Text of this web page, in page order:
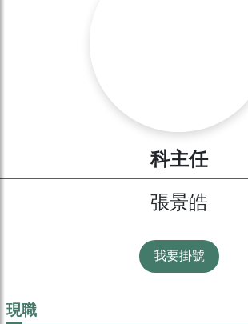
科主任
張景皓
我要掛號
現職